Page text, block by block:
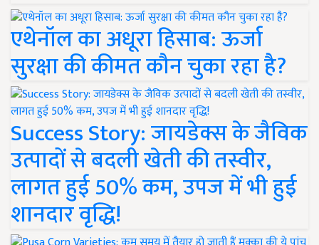
एथेनॉल का अधूरा हिसाब: ऊर्जा
सुरक्षा की कीमत कौन चुका रहा है?
Success Story: जायडेक्स के जैविक
उत्पादों से बदली खेती की तस्वीर,
लागत हुई 50% कम, उपज में भी हुई
शानदार वृद्धि!